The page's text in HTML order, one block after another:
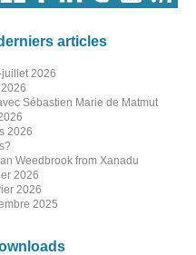
articles
2026
Sébastien Marie de Matmut
2026
Weedbrook from Xanadu
2026
2026
2025